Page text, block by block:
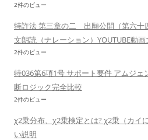
2件のビュー
特許法 第三章の二 出願公開（第六十
文朗読（ナレーション）YOUTUBE動
2件のビュー
特036第6項1号 サポート要件 アムジ
断ロジック完全比較
2件のビュー
χ2乗分布、χ2乗検定とは? χ2乗（カイ
い説明